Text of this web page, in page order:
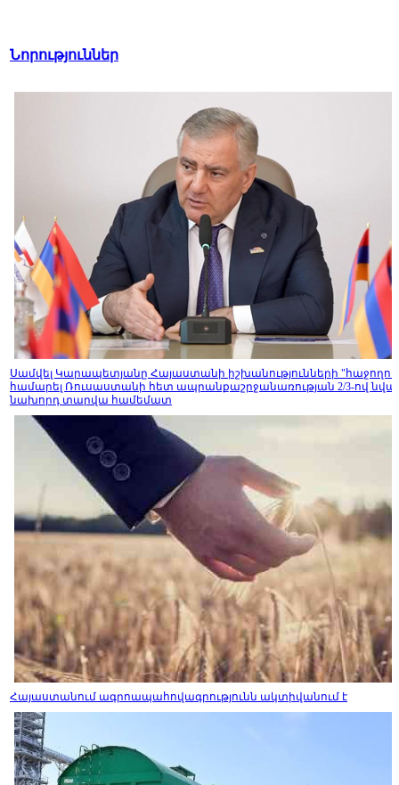
Նորություններ
Սամվել Կարապետյանը Հայաստանի իշխանությունների
համարել Ռուսաստանի հետ ապրանքաշրջանառության 2/3-ով
նախորդ տարվա համեմատ
Հայաստանում ագրոապահովագրությունն ակտիվանում է